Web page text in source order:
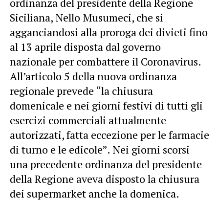
Siciliana, Nello Musumeci, che si
agganciandosi alla proroga dei divieti fino
al 13 aprile disposta dal governo
nazionale per combattere il Coronavirus.
All’articolo 5 della nuova ordinanza
regionale prevede “la chiusura
domenicale e nei giorni festivi di tutti gli
esercizi commerciali attualmente
autorizzati, fatta eccezione per le farmacie
di turno e le edicole”. Nei giorni scorsi
una precedente ordinanza del presidente
della Regione aveva disposto la chiusura
dei supermarket anche la domenica.